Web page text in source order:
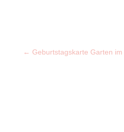
← Geburtstagskarte Garten im